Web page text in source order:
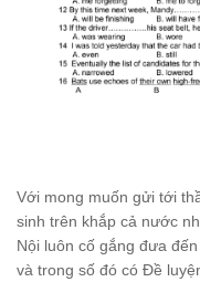
Với mong muốn gửi tới
sinh trên khắp cả nước
Nội luôn cố gắng đưa
và trong số đó có Đề